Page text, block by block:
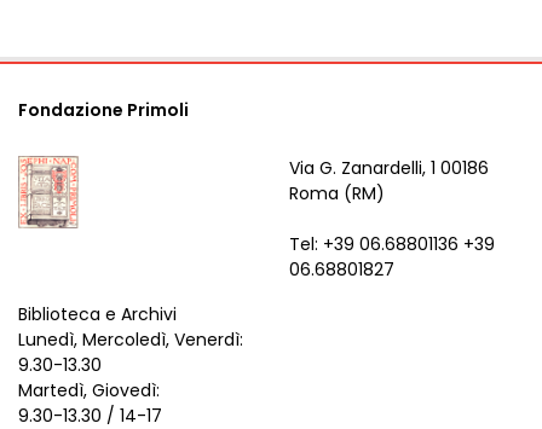
Fondazione Primoli
Via G. Zanardelli, 1 00186
Roma (RM)
Tel: +39 06.68801136 +39
06.68801827
Biblioteca e Archivi
Lunedì, Mercoledì, Venerdì:
9.30-13.30
Martedì, Giovedì:
9.30-13.30 / 14-17